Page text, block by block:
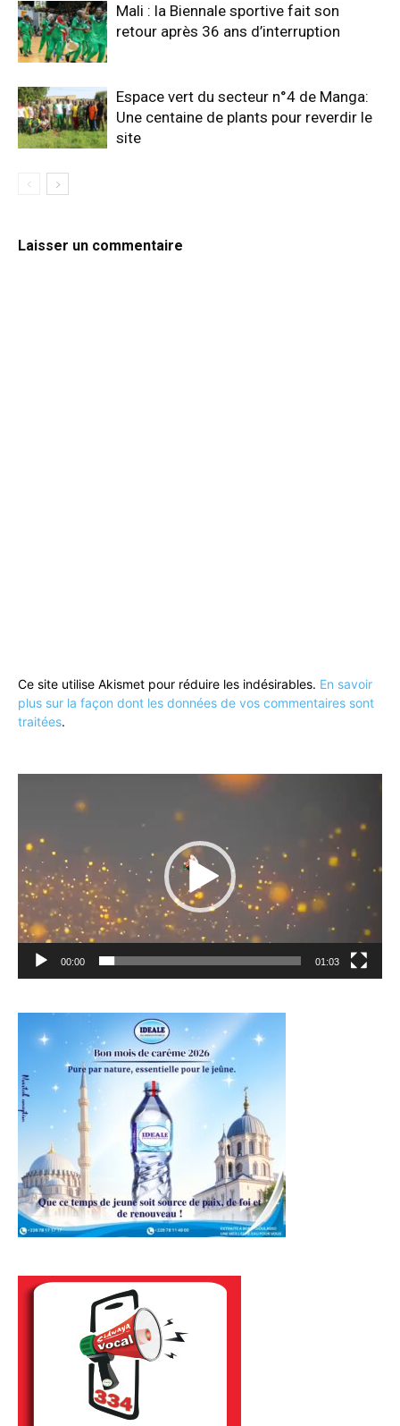
Mali : la Biennale sportive fait son
retour après 36 ans d’interruption
Espace vert du secteur n°4 de Manga:
Une centaine de plants pour reverdir le
site
Laisser un commentaire
Ce site utilise Akismet pour réduire les indésirables. En savoir
plus sur la façon dont les données de vos commentaires sont
traitées.
00:00 01:03